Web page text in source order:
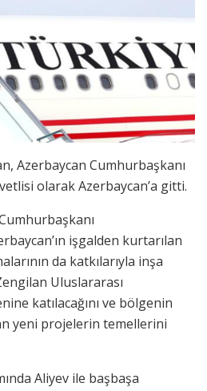
Azerbaycan Cumhurbaşkanı
olarak Azerbaycan’a gitti.
işgalden kurtarılan
da katkılarıyla inşa
Uluslararası
katılacağını ve bölgenin
yeni projelerin temellerini
Aliyev ile başbaşa